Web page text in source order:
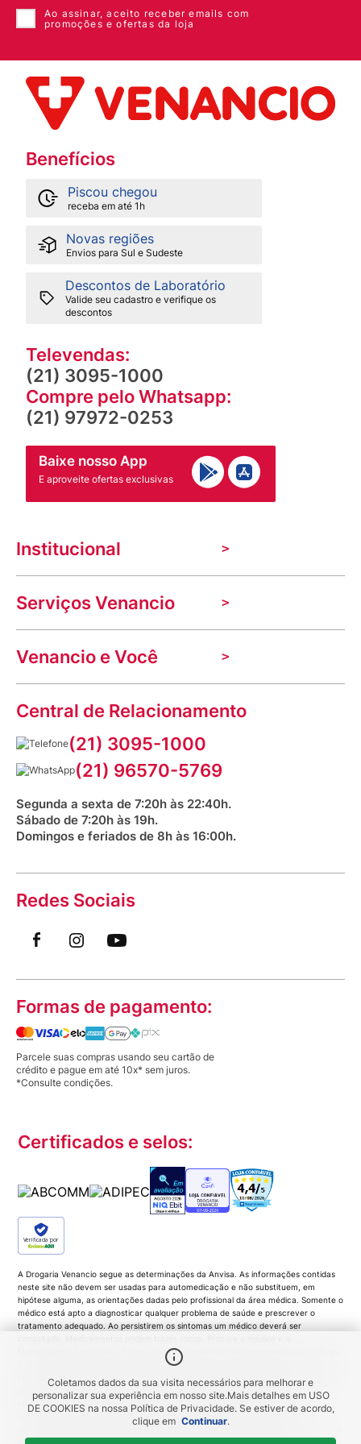
Coletamos dados da sua visita necessários para melhorar e
personalizar sua experiência em nosso site.Mais detalhes em USO
DE COOKIES na nossa Política de Privacidade. Se estiver de acordo,
clique em Continuar.
Ao assinar, aceito receber emails com
promoções e ofertas da loja
Benefícios
Piscou chegou
receba em até 1h
Novas regiões
Envios para Sul e Sudeste
Descontos de Laboratório
Valide seu cadastro e verifique os
descontos
Televendas:
(21) 3095-1000
Compre pelo Whatsapp:
(21) 97972-0253
Baixe nosso App
E aproveite ofertas exclusivas
Institucional
A Venancio
Trabalhe Conosco
Nossas lojas
Indique seu imóvel
Aniversário Venancio 2025
Serviços Venancio
Troca e devolução
Mecânica de promoções
Dúvidas frequentes
Prazos e entregas
Bioimpedância Gratuita
Venancio e Você
VClube - Programa de fidelidade
Fale com o farmacêutico
Fale conosco
Saúde na praça
Central de Relacionamento
(21) 3095-1000
(21) 96570-5769
Segunda a sexta de 7:20h às 22:40h.
Sábado de 7:20h às 19h.
Domingos e feriados de 8h às 16:00h.
Redes Sociais
Formas de pagamento:
Parcele suas compras usando seu cartão de
crédito e pague em até 10x* sem juros.
*Consulte condições.
Certificados e selos:
Verificada por
A Drogaria Venancio segue as determinações da Anvisa. As informações contidas
neste site não devem ser usadas para automedicação e não substituem, em
hipótese alguma, as orientações dadas pelo profissional da área médica. Somente o
médico está apto a diagnosticar qualquer problema de saúde e prescrever o
tratamento adequado. Ao persistirem os sintomas um médico deverá ser
farmacêutico. Leia a bula. Todas as imagens deste site são meramente ilustrativas.
A disponibilidade de produtos variam de acordo com a quantidade em estoque. Os
preços, promoções, frete e condições de pagamento são exclusivos para compras
pela Loja Virtual. Promoções do tipo 'Leve 3 pague 2', 'Leve 2 pague 1', coloque
todas as unidades no carrinho de compras e o desconto será gerado
automaticamente no valor total da compra. As imagens dos produtos são
meramente ilustrativas e a Venancio se resguarda por quaisquer eventuais erros de
informações... DROGARIA Venancio. Venancio Produtos Farmacêuticos LTDA |
9
lenço umedecido
10º desodorante